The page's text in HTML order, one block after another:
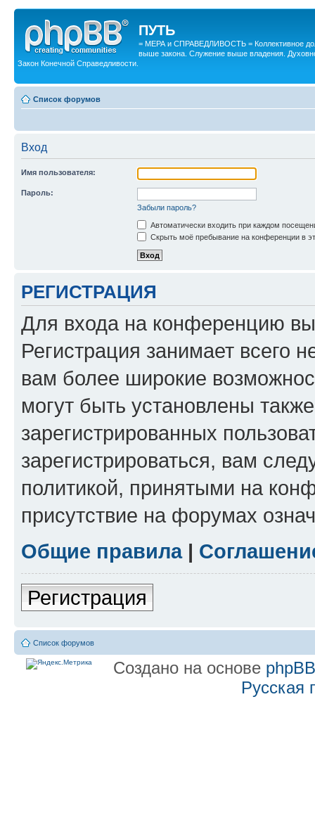
ПУТЬ
= МЕРА и СПРАВЕДЛИВОСТЬ = Коллективное
выше закона. Служение выше владения.
Закон Конечной Справедливости.
Список форумов
Вход
Имя пользователя:
Пароль:
Забыли пароль?
Автоматически входить при каждом
Скрыть моё пребывание на конференции в
РЕГИСТРАЦИЯ
Для входа на конференцию
Регистрация занимает всего
вам более широкие
могут быть установлены
зарегистрированных
зарегистрироваться, вам
политикой, принятыми на
присутствие на форумах
Общие правила|
Регистрация
Список форумов
Создано на основе phpBB
Русская